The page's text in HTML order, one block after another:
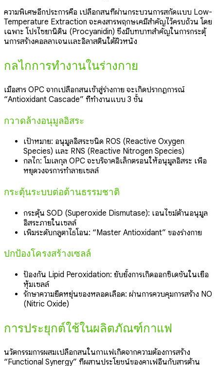
ความพิเศษอีกประการคือ เปลือกสนที่ผ่านกระบวนการสกัดแบบ Low-
Temperature Extraction จะคงสารพฤกษเคมีสำคัญไว้ครบถ้วน โดย
เฉพาะ โปรไซยานิดิน (Procyanidin) ซึ่งมีบทบาทสำคัญในการกระตุ้
นการสร้างคอลลาเจนและอิลาสตินใต้ผิวหนัง
กลไกการทำงานในร่างกาย
เมื่อสาร OPC จากเปลือกสนเข้าสู่ร่างกาย จะเกิดปรากฏการณ์
“Antioxidant Cascade” ที่ทำงานแบบ 3 ชั้น
กวาดล้างอนุมูลอิสระ
เป้าหมาย: อนุมูลอิสระชนิด ROS (Reactive Oxygen
Species) และ RNS (Reactive Nitrogen Species)
กลไก: โมเลกุล OPC จะบริจาคอิเล็กตรอนให้อนุมูลอิสระ เพื่อ
หยุดวงจรการทำลายเซลล์
กระตุ้นระบบต่อต้านธรรมชาติ
กระตุ้น SOD (Superoxide Dismutase): เอนไซม์ต้านอนุมูล
อิสระภายในเซลล์
เพิ่มระดับกลูตาไธโอน: “Master Antioxidant” ของร่างกาย
ปกป้องโครงสร้างเซลล์
ป้องกัน Lipid Peroxidation: ยับยั้งการเกิดออกซิเดชันในเยื่อ
หุ้มเซลล์
รักษาความยืดหยุ่นของหลอดเลือด: ผ่านการควบคุมการสร้าง NO
(Nitric Oxide)
การประยุกต์ใช้ในผลิตภัณฑ์กาแฟ
นวัตกรรมการผสมเปลือกสนในกาแฟเกิดจากความต้องการสร้าง
“Functional Synergy” ที่ผสานประโยชน์ของคาเฟอีนกับสารต้าน